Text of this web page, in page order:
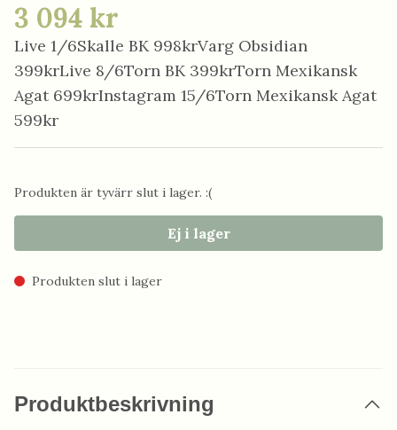
3 094 kr
Live 1/6Skalle BK 998krVarg Obsidian
399krLive 8/6Torn BK 399krTorn Mexikansk
Agat 699krInstagram 15/6Torn Mexikansk Agat
599kr
Produkten är tyvärr slut i lager. :(
Ej i lager
Produkten slut i lager
Produktbeskrivning